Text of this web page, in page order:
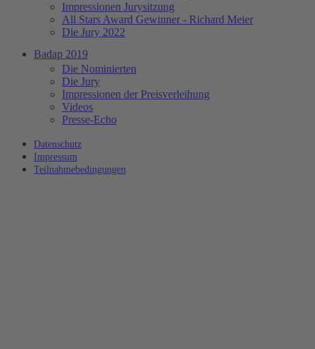
Impressionen Jurysitzung
All Stars Award Gewinner - Richard Meier
Die Jury 2022
Badap 2019
Die Nominierten
Die Jury
Impressionen der Preisverleihung
Videos
Presse-Echo
Datenschutz
Impressum
Teilnahmebedingungen